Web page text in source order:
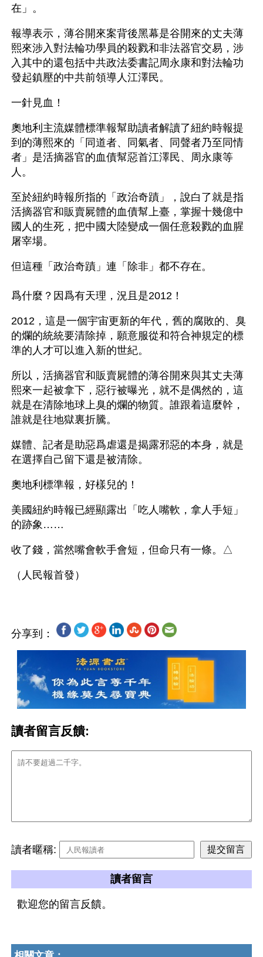
在」。
報導表示，薄谷開來案背後黑幕是谷開來的丈夫薄
熙來涉入對法輪功學員的殺戮和非法器官交易，涉
入其中的還包括中共政法委書記周永康和對法輪功
發起鎮壓的中共前領導人江澤民。
一針見血！
奧地利主流媒體標準報幫助讀者解讀了紐約時報提
到的薄熙來的「同道者、同氣者、同聲者乃至同情
者」是活摘器官的血債幫惡首江澤民、周永康等
人。
至於紐約時報所指的「政治奇蹟」，說白了就是指
活摘器官和販賣屍體的血債幫上臺，掌握十幾億中
國人的生死，把中國大陸變成一個任意殺戮的血腥
屠宰場。
但這種「政治奇蹟」連「除非」都不存在。
爲什麼？因爲有天理，況且是2012！
2012，這是一個宇宙更新的年代，舊的腐敗的、臭
的爛的統統要清除掉，願意服從和符合神規定的標
準的人才可以進入新的世紀。
所以，活摘器官和販賣屍體的薄谷開來與其丈夫薄
熙來一起被拿下，惡行被曝光，就不是偶然的，這
就是在清除地球上臭的爛的物質。誰跟着這麼幹，
誰就是往地獄裏折騰。
媒體、記者是助惡爲虐還是揭露邪惡的本身，就是
在選擇自己留下還是被清除。
奧地利標準報，好樣兒的！
美國紐約時報已經顯露出「吃人嘴軟，拿人手短」
的跡象……
收了錢，當然嘴會軟手會短，但命只有一條。△
分享到：
讀者留言反饋:
讀者暱稱:
讀者留言
歡迎您的留言反饋。